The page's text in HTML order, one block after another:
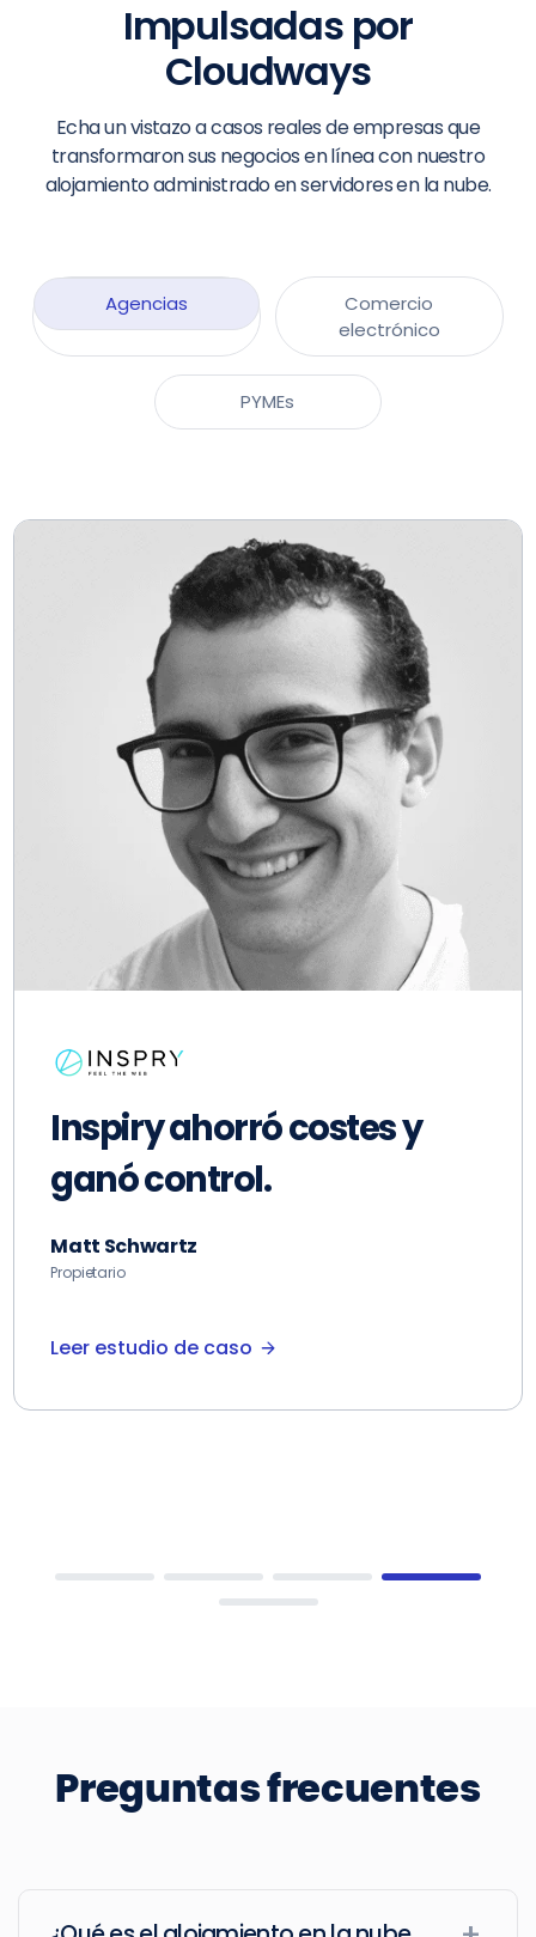
Impulsadas por
Cloudways
Echa un vistazo a casos reales de empresas que
transformaron sus negocios en línea con nuestro
alojamiento administrado en servidores en la nube.
Agencias
Comercio
electrónico
PYMEs
MS impulsa LMS con
Cloudways.
Preguntas frecuentes